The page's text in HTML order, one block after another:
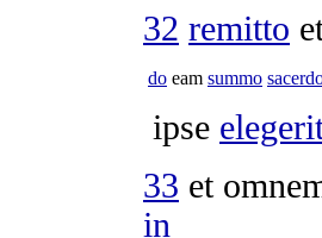
32 remitto
do eam summo
ipse
33 et
in